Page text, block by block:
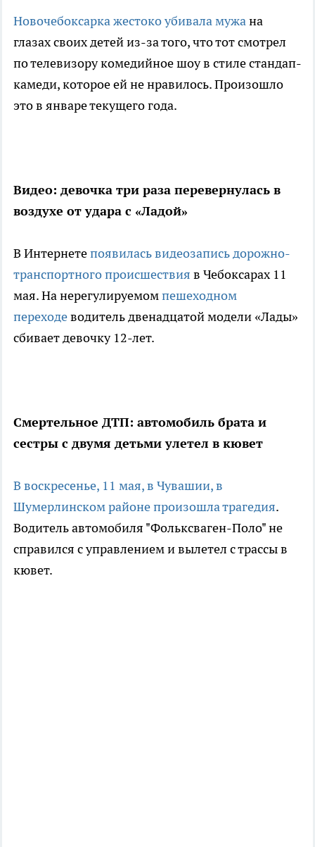
Новочебоксарка жестоко убивала мужана
глазах своих детей из-за того, что тот смотрел
по телевизору комедийное шоу в стиле стандап-
камеди, которое ей не нравилось. Произошло
это в январе текущего года.
Видео: девочка три раза перевернулась в
воздухе от удара с «Ладой»
В Интернетепоявилась видеозапись дорожно-
транспортного происшествия в Чебоксарах 11
мая. На нерегулируемомпешеходном
переходеводитель двенадцатой модели «Лады»
сбивает девочку 12-лет.
Смертельное ДТП: автомобиль брата и
сестры с двумя детьми улетел в кювет
В воскресенье, 11 мая, в Чувашии, в
Шумерлинском районе произошла трагедия.
Водитель автомобиля "Фольксваген-Поло" не
справился с управлением и вылетел с трассы в
кювет.